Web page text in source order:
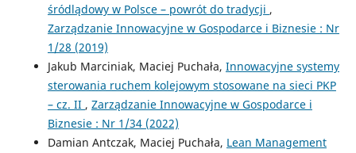
śródlądowy w Polsce – powrót do tradycji ,
Zarządzanie Innowacyjne w Gospodarce i Biznesie : Nr
1/28 (2019)
Jakub Marciniak, Maciej Puchała, Innowacyjne systemy
sterowania ruchem kolejowym stosowane na sieci PKP
– cz. II , Zarządzanie Innowacyjne w Gospodarce i
Biznesie : Nr 1/34 (2022)
Damian Antczak, Maciej Puchała, Lean Management